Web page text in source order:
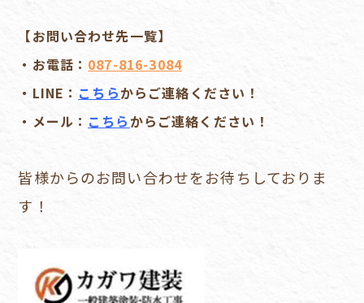
【お問い合わせ先一覧】
・お電話： 087-816-3084
・LINE： こちらからご連絡ください！
・メール： こちら からご連絡ください！
皆様からのお問い合わせをお待ちしておりま
す！